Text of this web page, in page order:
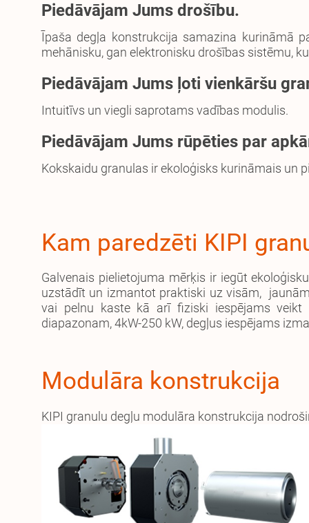
Piedāvājam Jums drošību.
Īpaša degļa konstrukcija samazina kurināmā
mehānisku, gan elektronisku drošības sistēmu,
Piedāvājam Jums ļoti vienkāršu
Intuitīvs un viegli saprotams vadības modulis.
Piedāvājam Jums rūpēties par
Kokskaidu granulas ir ekoloģisks kurināmais un
Kam paredzēti KIPI
Galvenais pielietojuma mērķis ir iegūt
uzstādīt un izmantot praktiski uz visām,
vai pelnu kaste kā arī fiziski iespējams veikt
diapazonam, 4kW-250 kW, degļus iespējams
Modulāra konstrukcija
KIPI granulu degļu modulāra konstrukcija